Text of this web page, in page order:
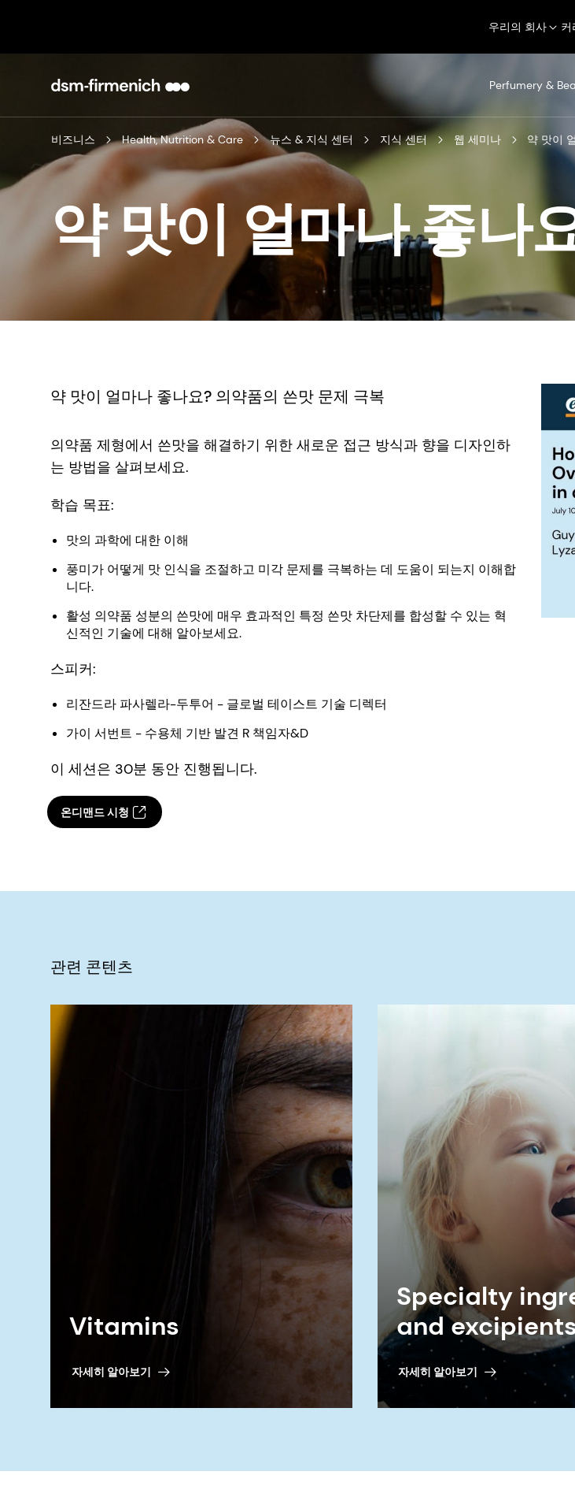
우리의 회사 커
Perfumery &
비즈니스 Health, Nutrition & Care 뉴스 & 지식 센터 지식 센터 웹 세미나 약 맛이
약 맛이 얼마나 좋나
약 맛이 얼마나 좋나요? 의약품의 쓴맛 문제 극복
의약품 제형에서 쓴맛을 해결하기 위한 새로운 접근 방식과 향을 디자인하
는 방법을 살펴보세요.
학습 목표:
맛의 과학에 대한 이해
풍미가 어떻게 맛 인식을 조절하고 미각 문제를 극복하는 데 도움이 되는지 이해합
니다.
활성 의약품 성분의 쓴맛에 매우 효과적인 특정 쓴맛 차단제를 합성할 수 있는 혁
신적인 기술에 대해 알아보세요.
스피커:
리잔드라 파사렐라-두투어 - 글로벌 테이스트 기술 디렉터
가이 서번트 - 수용체 기반 발견 R 책임자&D
이 세션은 30분 동안 진행됩니다.
온디맨드 시청
관련 콘텐츠
Vitamins
자세히 알아보기
Specialty
and
자세히 알아보기